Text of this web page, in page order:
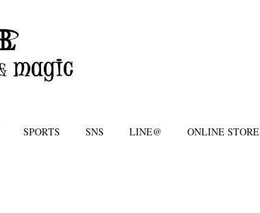
SPORTS SNS LINE@ ONLINE STORE